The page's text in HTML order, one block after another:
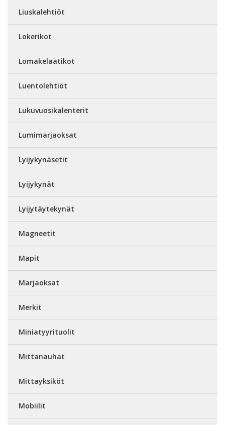
Liuskalehtiöt
Lokerikot
Lomakelaatikot
Luentolehtiöt
Lukuvuosikalenterit
Lumimarjaoksat
Lyijykynäsetit
Lyijykynät
Lyijytäytekynät
Magneetit
Mapit
Marjaoksat
Merkit
Miniatyyrituolit
Mittanauhat
Mittayksiköt
Mobiilit